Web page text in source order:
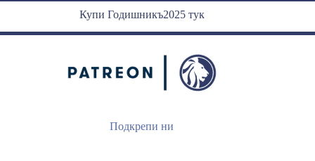
Купи Годишникъ2025 тук
Подкрепи ни